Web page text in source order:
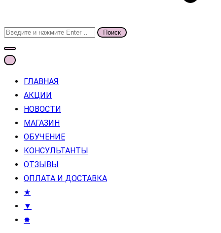
Поиск
для:
ГЛАВНАЯ
АКЦИИ
НОВОСТИ
МАГАЗИН
ОБУЧЕНИЕ
КОНСУЛЬТАНТЫ
ОТЗЫВЫ
ОПЛАТА И ДОСТАВКА
★
▼
✸